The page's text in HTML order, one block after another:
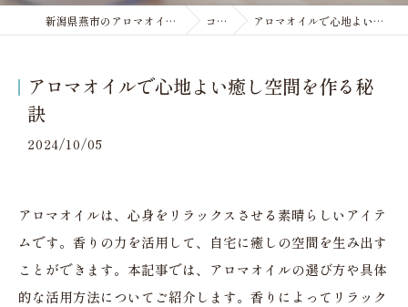
新潟県燕市のアロマオイルならflower ring コラム アロマオイルで心地よい癒し空間を作る秘訣
アロマオイルで心地よい癒し空間を作る秘
訣
2024/10/05
アロマオイルは、心身をリラックスさせる素晴らしいアイテ
ムです。香りの力を活用して、自宅に癒しの空間を生み出す
ことができます。本記事では、アロマオイルの選び方や具体
的な活用方法についてご紹介します。香りによってリラック